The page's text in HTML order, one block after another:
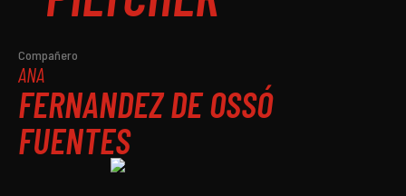
STREAMING
Compañero
ANA
FERNANDEZ DE OSSÓ
FUENTES